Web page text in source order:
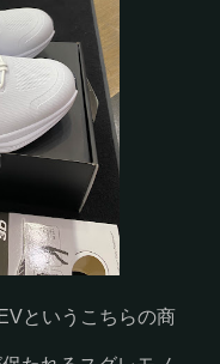
というこちらの商